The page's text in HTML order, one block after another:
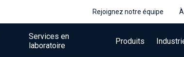
Rejoignez notre équipe
Services en
laboratoire
Produits